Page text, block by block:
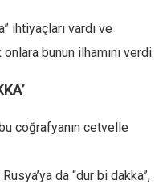
ihtiyaçları vardı ve
bunun ilhamını verdi.
coğrafyanın cetvelle
da “dur bi dakka”,